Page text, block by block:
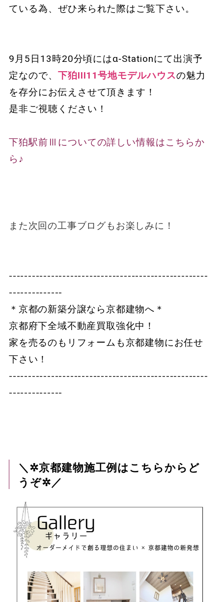
ている為、ぜひ来られた際はご覧下さい。
9月5日13時20分頃にはα‐Stationにて出演予
定なので、 下狛III11号地モデルハウスの魅力
を存分にお伝えさせて頂きます！
是非ご視聴ください！
下狛駅前Ⅲについての詳しい情報はこちらか
ら♪
また次回の工事ブログもお楽しみに！
----------------------------------------------------
--------------
＊京都の新築分譲なら京都建物へ＊
京都府下全域不動産買取強化中！
家を売るのもリフォームも京都建物にお任せ
下さい！
----------------------------------------------------
--------------
＼✲京都建物施工例はこちらからど
うぞ✲／